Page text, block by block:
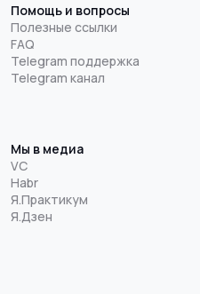
Помощь и вопросы
Полезные ссылки
FAQ
Telegram поддержка
Telegram канал
Мы в медиа
VC
Habr
Я.Практикум
Я.Дзен